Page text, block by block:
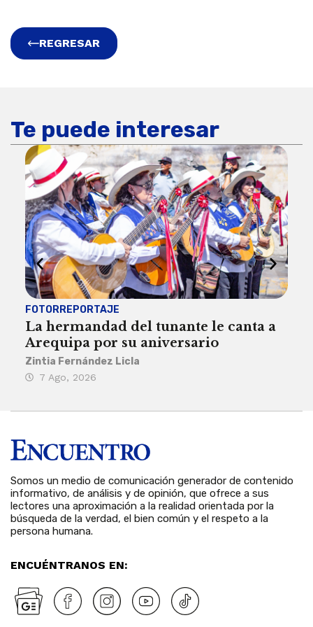
REGRESAR
Te puede interesar
FOTORREPORTAJE
La hermandad del tunante le canta a
Arequipa por su aniversario
Zintia Fernández Licla
7 Ago, 2026
Somos un medio de comunicación generador de contenido
informativo, de análisis y de opinión, que ofrece a sus
lectores una aproximación a la realidad orientada por la
búsqueda de la verdad, el bien común y el respeto a la
persona humana.
ENCUÉNTRANOS EN: